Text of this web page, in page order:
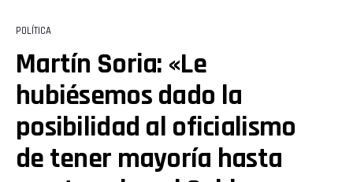
POLÍTICA
Martín Soria: «Le
hubiésemos dado la
posibilidad al oficialismo
de tener mayoría hasta